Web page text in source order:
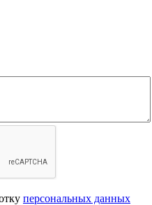
персональных данных